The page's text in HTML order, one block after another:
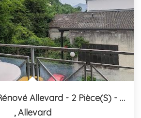
Appartement Rénové Allevard - 2 Pièce(s) - 29.01 M2
,Allevard